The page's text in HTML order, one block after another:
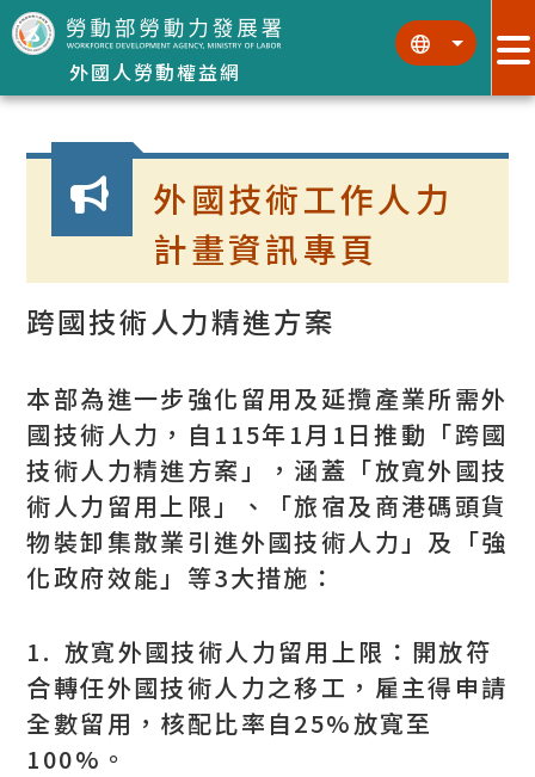
跳到主要內容區塊
外國人勞動權益網
::: :::
:::
外國技術工作人力
計畫資訊專頁
跨國技術人力精進方案
本部為進一步強化留用及延攬產業所需外
國技術人力，自115年1月1日推動「跨國
技術人力精進方案」，涵蓋「放寬外國技
術人力留用上限」、「旅宿及商港碼頭貨
物裝卸集散業引進外國技術人力」及「強
化政府效能」等3大措施：
1. 放寬外國技術人力留用上限：開放符
合轉任外國技術人力之移工，雇主得申請
全數留用，核配比率自25%放寬至
100%。